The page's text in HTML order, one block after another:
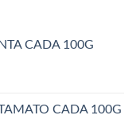
CADA 100G
CADA 100G